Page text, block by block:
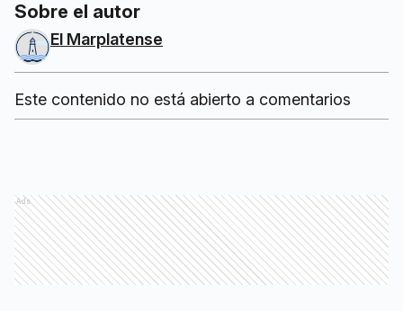
Sobre el autor
El Marplatense
Este contenido no está abierto a comentarios
Ads